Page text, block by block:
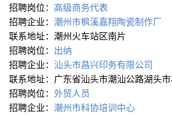
招聘岗位： 高级商务代表
招聘企业： 潮州市枫溪嘉翔陶瓷制作厂
联系地址：潮州火车站区南片
招聘岗位： 出纳
招聘企业： 汕头市昌兴印务有限公司
联系地址：广东省汕头市潮汕公路湖头
招聘岗位： 外贸人员
招聘企业： 潮州市科协培训中心